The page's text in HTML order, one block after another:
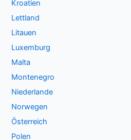
Kroatien
Lettland
Litauen
Luxemburg
Malta
Montenegro
Niederlande
Norwegen
Österreich
Polen